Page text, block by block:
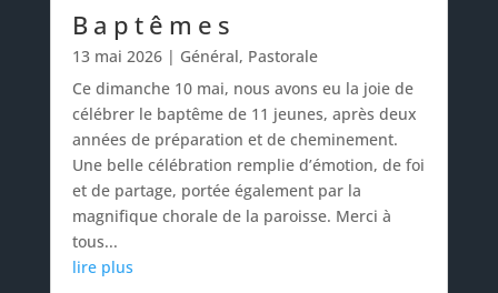
Baptêmes
13 mai 2026| Général, Pastorale
Ce dimanche 10 mai, nous avons eu la joie de
célébrer le baptême de 11 jeunes, après deux
années de préparation et de cheminement.
Une belle célébration remplie d’émotion, de foi
et de partage, portée également par la
magnifique chorale de la paroisse. Merci à
tous...
lire plus